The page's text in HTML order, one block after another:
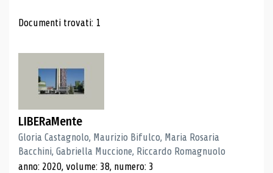
Risultati di ricerca
Documenti trovati: 1
LIBERaMente
Gloria Castagnolo, Maurizio Bifulco, Maria Rosaria
Bacchini, Gabriella Muccione, Riccardo Romagnuolo
anno: 2020, volume: 38, numero: 3